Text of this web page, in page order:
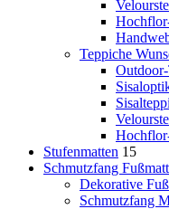
Teppiche
Stufenmatten 15
Schmutzfang
Dekorative
Schmutzfang